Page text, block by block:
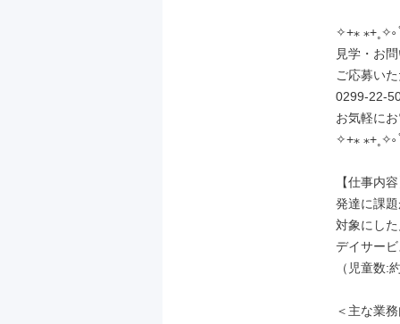
✧+⁎
見学・お
ご応募い
0299-22-
お気軽に
✧+⁎
【仕事内
発達に課
対象にし
デイサー
（児童数:
＜主な業